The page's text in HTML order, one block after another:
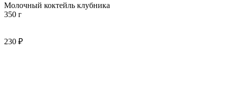
Молочный коктейль клубника
350 г
230 ₽